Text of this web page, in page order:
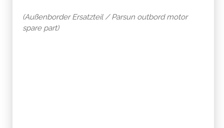
(Außenborder Ersatzteil / Parsun outbord motor
spare part)